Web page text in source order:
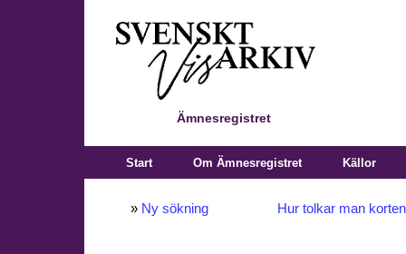
Ämnesregistret
Start Om Ämnesregistret Källor
» Ny sökning Hur tolkar man